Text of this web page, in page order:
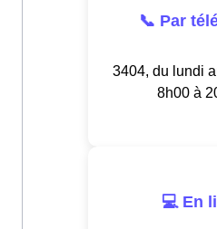
📞 Par
3404, du lundi
8h00 à
💻 En